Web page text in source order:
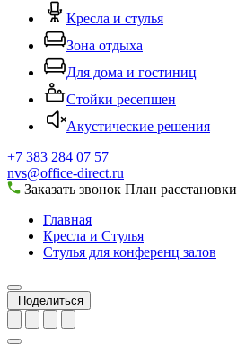
Кресла и стулья
Зона отдыха
Для дома и гостиниц
Стойки ресепшен
Акустические решения
+7 383 284 07 57
nvs@office-direct.ru
Заказать звонок План расстановки
Главная
Кресла и Стулья
Стулья для конференц залов
Поделиться